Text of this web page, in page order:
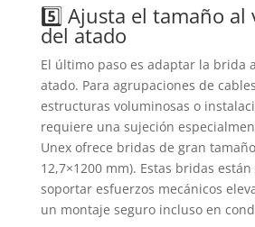
5️⃣ Ajusta el tamaño al
del atado
El último paso es adaptar la brida
atado. Para agrupaciones de
estructuras voluminosas o
requiere una sujeción
Unex ofrece bridas de gran
12,7×1200 mm). Estas bridas
soportar esfuerzos mecánicos
un montaje seguro incluso en